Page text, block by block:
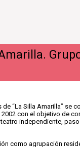
de “La Silla Amarilla” se
con el objetivo de
independiente,
como agrupación